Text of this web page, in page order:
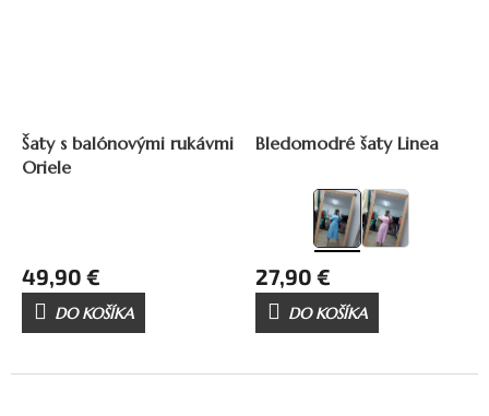
Šaty s balónovými rukávmi
Oriele
49,90 €
DO KOŠÍKA
Bledomodré šaty Linea
27,90 €
DO KOŠÍKA